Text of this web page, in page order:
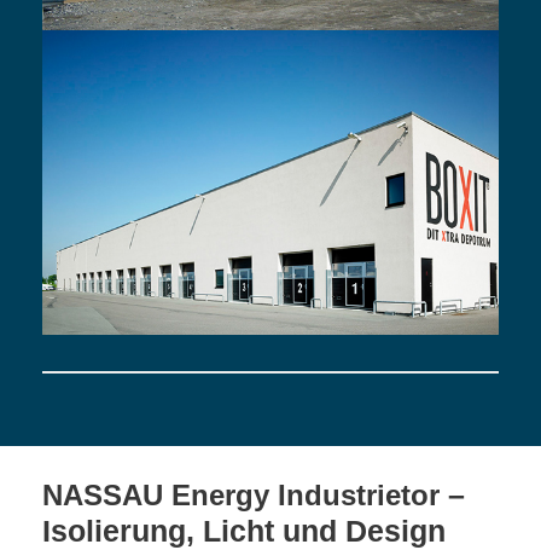
NASSAU Energy Industrietor –
Isolierung, Licht und Design